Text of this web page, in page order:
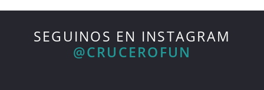
SEGUINOS EN INSTAGRAM
@CRUCEROFUN